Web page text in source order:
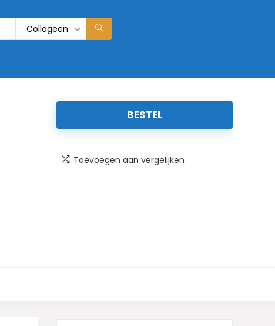
Collageen
BESTEL
Toevoegen aan vergelijken